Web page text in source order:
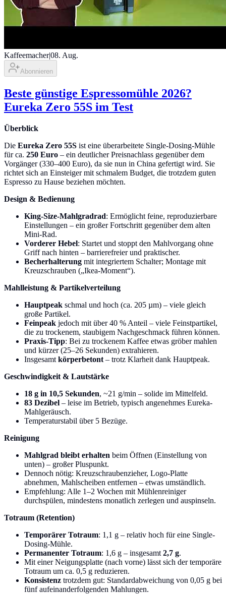
Kaffeemacher|08. Aug.
Abonnieren
Beste günstige Espressomühle 2026?
Eureka Zero 55S im Test
Überblick
Die Eureka Zero 55S ist eine überarbeitete Single-Dosing-Mühle
für ca. 250 Euro – ein deutlicher Preisnachlass gegenüber dem
Vorgänger (330–400 Euro), da sie nun in China gefertigt wird. Sie
richtet sich an Einsteiger mit schmalem Budget, die trotzdem guten
Espresso zu Hause beziehen möchten.
Design & Bedienung
King-Size-Mahlgradrad: Ermöglicht feine, reproduzierbare
Einstellungen – ein großer Fortschritt gegenüber dem alten
Mini-Rad.
Vorderer Hebel: Startet und stoppt den Mahlvorgang ohne
Griff nach hinten – barrierefreier und praktischer.
Becherhalterung mit integriertem Schalter; Montage mit
Kreuzschrauben („Ikea-Moment“).
Mahlleistung & Partikelverteilung
Hauptpeak schmal und hoch (ca. 205 µm) – viele gleich
große Partikel.
Feinpeak jedoch mit über 40 % Anteil – viele Feinstpartikel,
die zu trockenem, staubigem Nachgeschmack führen können.
Praxis-Tipp: Bei zu trockenem Kaffee etwas gröber mahlen
und kürzer (25–26 Sekunden) extrahieren.
Insgesamt körperbetont – trotz Klarheit dank Hauptpeak.
Geschwindigkeit & Lautstärke
18 g in 10,5 Sekunden, ~21 g/min – solide im Mittelfeld.
83 Dezibel – leise im Betrieb, typisch angenehmes Eureka-
Mahlgeräusch.
Temperaturstabil über 5 Bezüge.
Reinigung
Mahlgrad bleibt erhalten beim Öffnen (Einstellung von
unten) – großer Pluspunkt.
Dennoch nötig: Kreuzschraubenzieher, Logo-Platte
abnehmen, Mahlscheiben entfernen – etwas umständlich.
Empfehlung: Alle 1–2 Wochen mit Mühlenreiniger
durchspülen, mindestens monatlich zerlegen und auspinseln.
Totraum (Retention)
Temporärer Totraum: 1,1 g – relativ hoch für eine Single-
Dosing-Mühle.
Permanenter Totraum: 1,6 g – insgesamt 2,7 g.
Mit einer Neigungsplatte (nach vorne) lässt sich der temporäre
Totraum um ca. 0,5 g reduzieren.
Konsistenz trotzdem gut: Standardabweichung von 0,05 g bei
fünf aufeinanderfolgenden Mahlungen.